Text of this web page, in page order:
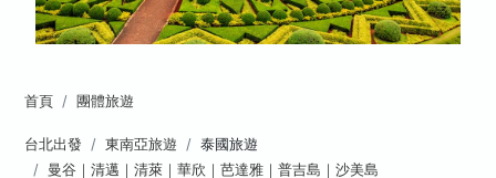
首頁 團體旅遊
台北出發 東南亞旅遊
泰國旅遊
曼谷｜清邁｜清萊｜華欣｜芭達雅｜普吉島｜沙美島